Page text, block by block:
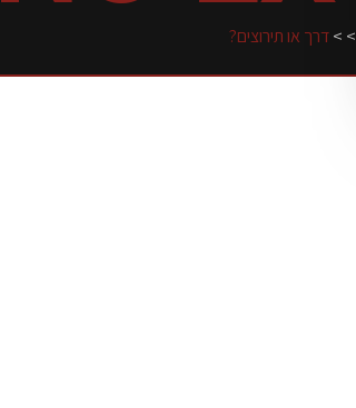
>
>דרך או תירוצים?